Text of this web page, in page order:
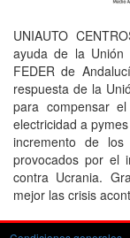
UNIAUTO
ayuda de la Unión
FEDER de
respuesta de la
para compensar
electricidad a
incremento de
provocados por el
contra Ucrania.
mejor las crisis